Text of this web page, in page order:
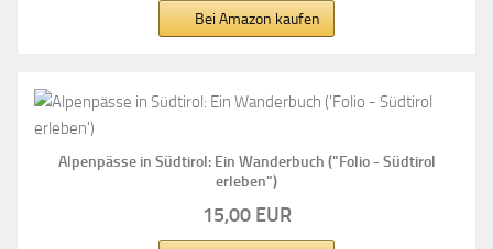
Bei Amazon kaufen
Alpenpässe in Südtirol: Ein Wanderbuch ("Folio - Südtirol
erleben")
15,00 EUR